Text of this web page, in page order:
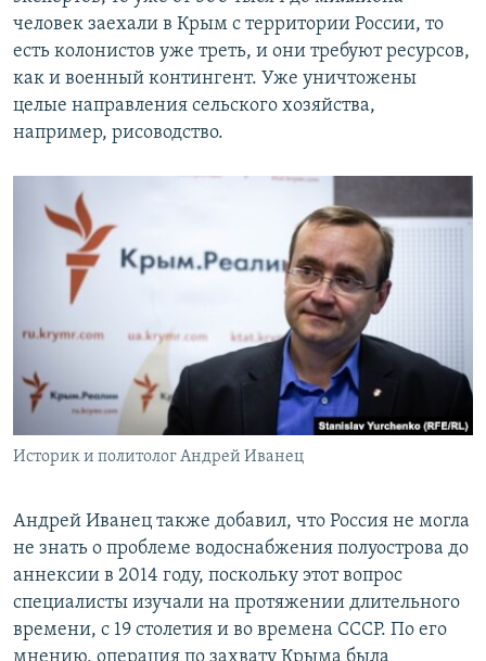
человек заехали в Крым с территории России, то
есть колонистов уже треть, и они требуют ресурсов,
как и военный контингент. Уже уничтожены
целые направления сельского хозяйства,
например, рисоводство.
Историк и политолог Андрей Иванец
Андрей Иванец также добавил, что Россия не могла
не знать о проблеме водоснабжения полуострова до
аннексии в 2014 году, поскольку этот вопрос
специалисты изучали на протяжении длительного
времени, с 19 столетия и во времена СССР. По его